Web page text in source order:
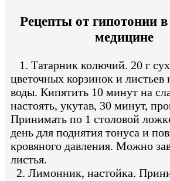
Рецепты от гипотонии
медицине
1. Татарник колючий. 20 г
цветочных корзинок и листьев
воды. Кипятить 10 минут на
настоять, укутав, 30 минут,
Принимать по 1 столовой
день для поднятия тонуса и
кровяного давления. Можно
листья.
2. Лимонник, настойка.